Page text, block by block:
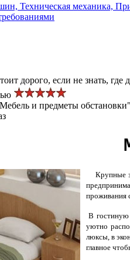
Техническая механика,
дорого, если не знать,
и предметы обстановки"
Крупные
проживания
В гостиную
уютно
люксы, в
главное